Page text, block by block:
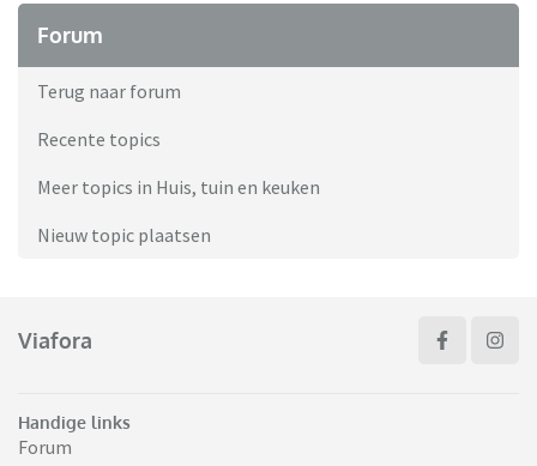
Forum
Terug naar forum
Recente topics
Meer topics in Huis, tuin en keuken
Nieuw topic plaatsen
Viafora
Handige links
Forum